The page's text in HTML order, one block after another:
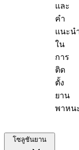
และ
คำ
แนะน
ใน
การ
ติด
ตั้ง
ยาน
พาหน
โซลูชันยาน